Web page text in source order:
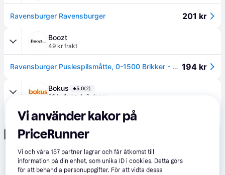
Ravensburger Ravensburger 201 kr
Boozt
49 kr frakt
Ravensburger Puslespilsmåtte, 0-1500 Brikker - Multi/patterned - One Size 194 kr
Bokus 5.0(2)
29 kr frakt 1-3 dagar
Pusselmatta 300-1500 bitar Roll your Puzzle!
Annons
Vi använder kakor på
PriceRunner
Vi och våra157 partner lagrar och får åtkomst till
information på din enhet, som unika ID i cookies. Detta görs
för att behandla personuppgifter. För att vidta dessa